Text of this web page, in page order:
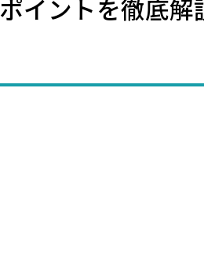
イントを徹底